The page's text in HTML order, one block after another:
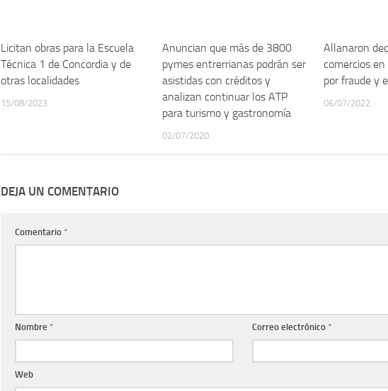
Licitan obras para la Escuela
Técnica 1 de Concordia y de
otras localidades
15/08/2023
Anuncian que más de 3800
pymes entrerrianas podrán ser
asistidas con créditos y
analizan continuar los ATP
para turismo y gastronomía
02/07/2020
Allanaron
comercios
por fraude y
06/07/2022
DEJA UN COMENTARIO
Comentario *
Nombre * Correo electrónico *
Web